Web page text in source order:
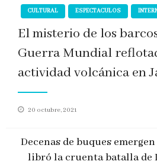
CULTURAL ESPECTACULOS
El misterio de los
Guerra Mundial
actividad volcánica en
Publicado
20 octubre, 2021
Decenas de buques
libró la cruenta batalla de